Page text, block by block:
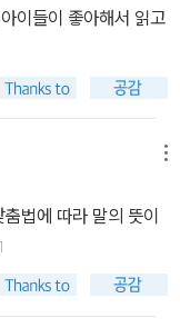
이들이 좋아해서 읽고
법에 따라 말의 뜻이